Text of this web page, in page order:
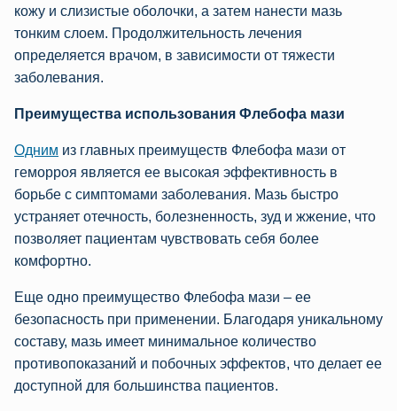
кожу и слизистые оболочки, а затем нанести мазь
тонким слоем. Продолжительность лечения
определяется врачом, в зависимости от тяжести
заболевания.
Преимущества использования Флебофа мази
Одним из главных преимуществ Флебофа мази от
геморроя является ее высокая эффективность в
борьбе с симптомами заболевания. Мазь быстро
устраняет отечность, болезненность, зуд и жжение, что
позволяет пациентам чувствовать себя более
комфортно.
Еще одно преимущество Флебофа мази – ее
безопасность при применении. Благодаря уникальному
составу, мазь имеет минимальное количество
противопоказаний и побочных эффектов, что делает ее
доступной для большинства пациентов.